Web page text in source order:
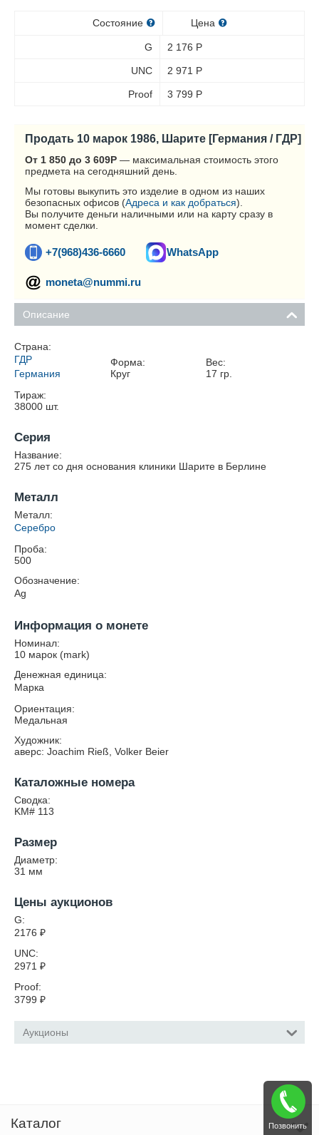
Состояние Цена
G 2 176 Р
UNC 2 971 Р
Proof 3 799 Р
Продать 10 марок 1986, Шарите [Германия / ГДР]
От 1 850 до 3 609Р — максимальная стоимость этого
предмета на сегодняшний день.
Мы готовы выкупить это изделие в одном из наших
безопасных офисов (Адреса и как добраться).
Вы получите деньги наличными или на карту сразу в
момент сделки.
+7(968)436-6660 WhatsApp
moneta@nummi.ru
Описание
Страна:
ГДР
Германия
Форма:
Круг
Вес:
17 гр.
Тираж:
38000 шт.
Серия
Название:
275 лет со дня основания клиники Шарите в Берлине
Металл
Металл:
Серебро
Проба:
500
Обозначение:
Ag
Информация о монете
Номинал:
10 марок (mark)
Денежная единица:
Марка
Ориентация:
Медальная
Художник:
аверс: Joachim Rieß, Volker Beier
Каталожные номера
Сводка:
KM# 113
Размер
Диаметр:
31 мм
Цены аукционов
G:
2176 ₽
UNC:
2971 ₽
Proof:
3799 ₽
Аукционы
Каталог Позвонить